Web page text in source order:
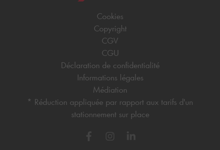
Cookies
Copyright
CGV
CGU
Déclaration de confidentialité
Informations légales
Médiation
* Réduction appliquée par rapport aux tarifs d'un
stationnement sur place